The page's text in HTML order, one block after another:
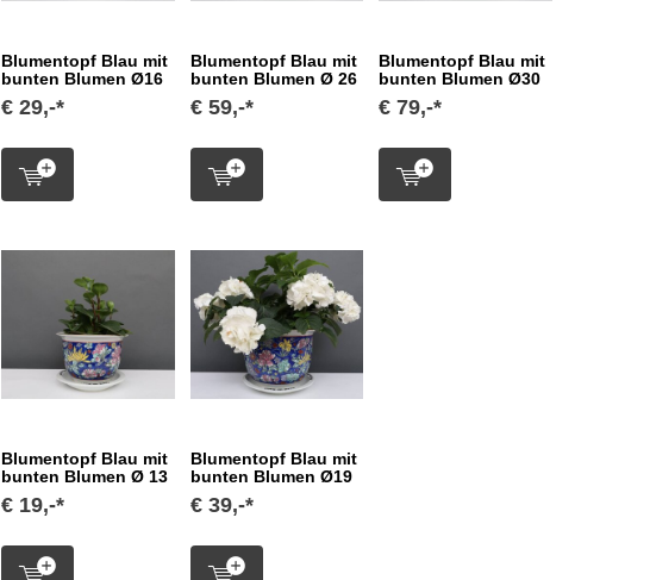
Blumentopf Blau mit
bunten Blumen Ø16
€ 29,-*
Blumentopf Blau mit
bunten Blumen Ø 26
€ 59,-*
Blumentopf Blau mit
bunten Blumen Ø30
€ 79,-*
Blumentopf Blau mit
bunten Blumen Ø 13
€ 19,-*
Blumentopf Blau mit
bunten Blumen Ø19
€ 39,-*